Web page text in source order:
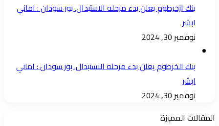
بنك ازخرطوم يعلن بدء مرحله الاستبدال. بور سودان : اماني
ابشر
نوفمبر 30, 2024
بنك الخرطوم يعلن بدء مرحله الاستبدال. بور سودان : اماني
ابشر
نوفمبر 30, 2024
المقالات المميزة